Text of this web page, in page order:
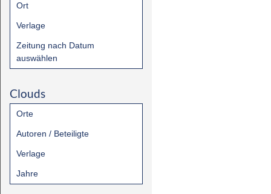
Ort
Verlage
Zeitung nach Datum
auswählen
Clouds
Orte
Autoren / Beteiligte
Verlage
Jahre